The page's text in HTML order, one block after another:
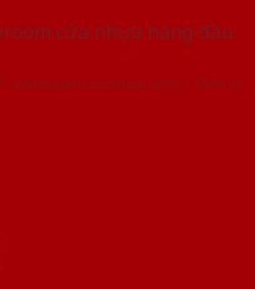
cửa nhựa hàng đầu
www.bancuanhua.com | Đơn vị